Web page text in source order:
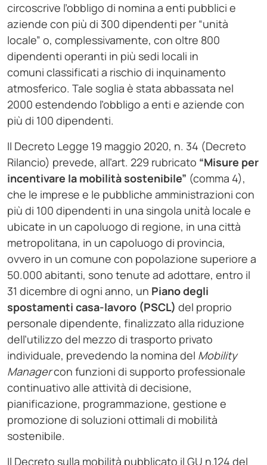
circoscrive l’obbligo di nomina a enti pubblici e
aziende con più di 300 dipendenti per “unità
locale” o, complessivamente, con oltre 800
dipendenti operanti in più sedi locali in
comuni classificati a rischio di inquinamento
atmosferico. Tale soglia è stata abbassata nel
2000 estendendo l’obbligo a enti e aziende con
più di 100 dipendenti.
Il Decreto Legge 19 maggio 2020, n. 34 (Decreto
Rilancio) prevede, all’art. 229 rubricato “Misure per
incentivare la mobilità sostenibile” (comma 4),
che le imprese e le pubbliche amministrazioni con
più di 100 dipendenti in una singola unità locale e
ubicate in un capoluogo di regione, in una città
metropolitana, in un capoluogo di provincia,
ovvero in un comune con popolazione superiore a
50.000 abitanti, sono tenute ad adottare, entro il
31 dicembre di ogni anno, un Piano degli
spostamenti casa-lavoro (PSCL) del proprio
personale dipendente, finalizzato alla riduzione
dell’utilizzo del mezzo di trasporto privato
individuale, prevedendo la nomina del Mobility
Managercon funzioni di supporto professionale
continuativo alle attività di decisione,
pianificazione, programmazione, gestione e
promozione di soluzioni ottimali di mobilità
sostenibile.
Il Decreto sulla mobilità pubblicato il GU n.124 del